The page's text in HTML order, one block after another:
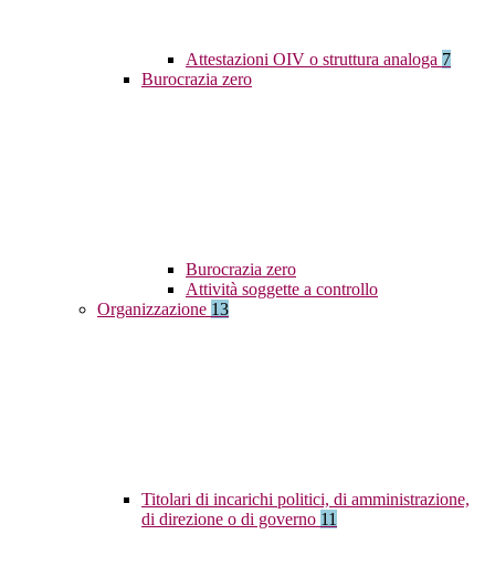
Attestazioni OIV o struttura analoga 7
Burocrazia zero
Burocrazia zero
Attività soggette a controllo
Organizzazione 13
Titolari di incarichi politici, di amministrazione,
di direzione o di governo 11